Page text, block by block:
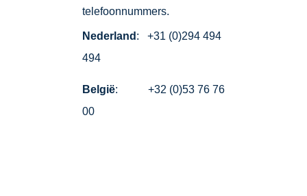
telefoonnummers.
Nederland : +31 (0)294 494
494
België: +32 (0)53 76 76
00